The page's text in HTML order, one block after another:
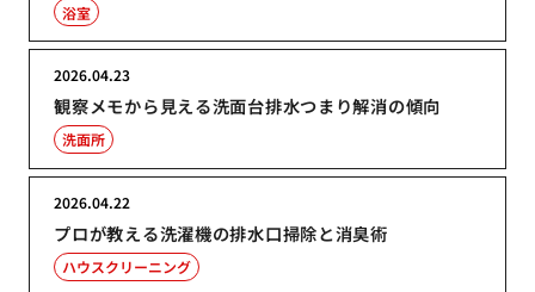
浴室
観察メモから見える洗面台排水つまり解消の傾向
2026.04.23
洗面所
プロが教える洗濯機の排水口掃除と消臭術
2026.04.22
ハウスクリーニング